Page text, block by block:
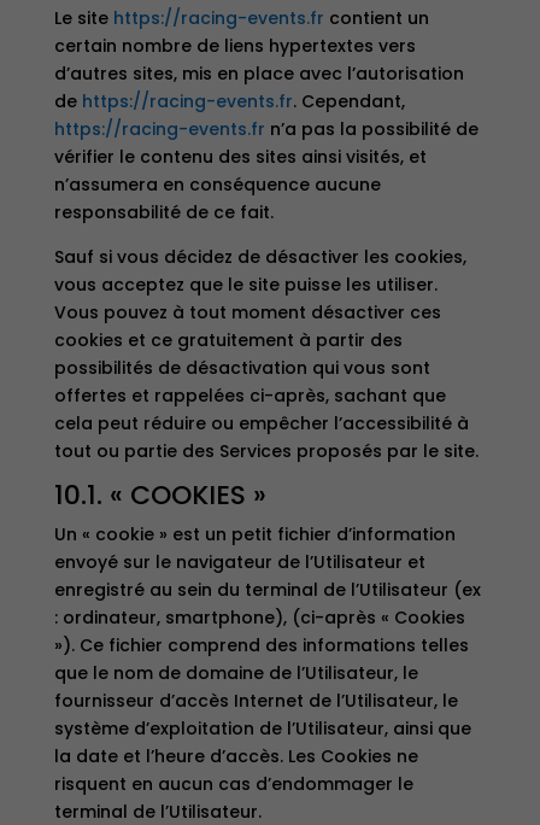
Le site https://racing-events.fr contient un
certain nombre de liens hypertextes vers
d’autres sites, mis en place avec l’autorisation
de https://racing-events.fr. Cependant,
https://racing-events.fr n’a pas la possibilité de
vérifier le contenu des sites ainsi visités, et
n’assumera en conséquence aucune
responsabilité de ce fait.
Sauf si vous décidez de désactiver les cookies,
vous acceptez que le site puisse les utiliser.
Vous pouvez à tout moment désactiver ces
cookies et ce gratuitement à partir des
possibilités de désactivation qui vous sont
offertes et rappelées ci-après, sachant que
cela peut réduire ou empêcher l’accessibilité à
tout ou partie des Services proposés par le site.
10.1. « COOKIES »
Un « cookie » est un petit fichier d’information
envoyé sur le navigateur de l’Utilisateur et
enregistré au sein du terminal de l’Utilisateur (ex
: ordinateur, smartphone), (ci-après « Cookies
»). Ce fichier comprend des informations telles
que le nom de domaine de l’Utilisateur, le
fournisseur d’accès Internet de l’Utilisateur, le
système d’exploitation de l’Utilisateur, ainsi que
la date et l’heure d’accès. Les Cookies ne
risquent en aucun cas d’endommager le
terminal de l’Utilisateur.